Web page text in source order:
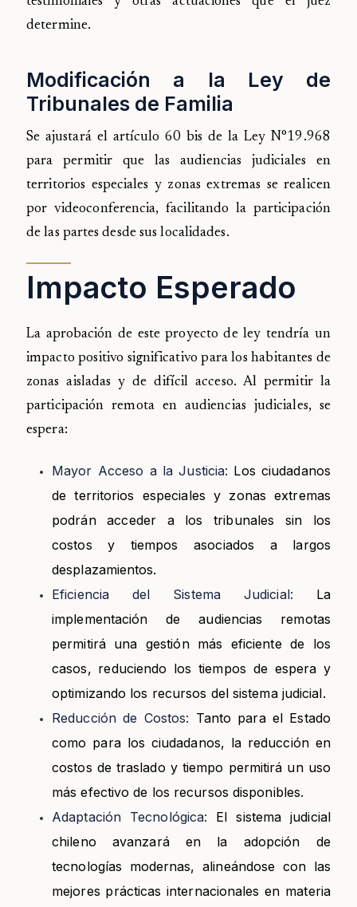
determine.
Modificación a la Ley de
Tribunales de Familia
Se ajustará el artículo 60 bis de la Ley N°19.968
para permitir que las audiencias judiciales en
territorios especiales y zonas extremas se realicen
por videoconferencia, facilitando la participación
de las partes desde sus localidades.
Impacto Esperado
La aprobación de este proyecto de ley tendría un
impacto positivo significativo para los habitantes de
zonas aisladas y de difícil acceso. Al permitir la
participación remota en audiencias judiciales, se
espera:
Mayor Acceso a la Justicia: Los ciudadanos
de territorios especiales y zonas extremas
podrán acceder a los tribunales sin los
costos y tiempos asociados a largos
desplazamientos.
Eficiencia del Sistema Judicial: La
implementación de audiencias remotas
permitirá una gestión más eficiente de los
casos, reduciendo los tiempos de espera y
optimizando los recursos del sistema judicial.
Reducción de Costos: Tanto para el Estado
como para los ciudadanos, la reducción en
costos de traslado y tiempo permitirá un uso
más efectivo de los recursos disponibles.
Adaptación Tecnológica: El sistema judicial
chileno avanzará en la adopción de
tecnologías modernas, alineándose con las
mejores prácticas internacionales en materia